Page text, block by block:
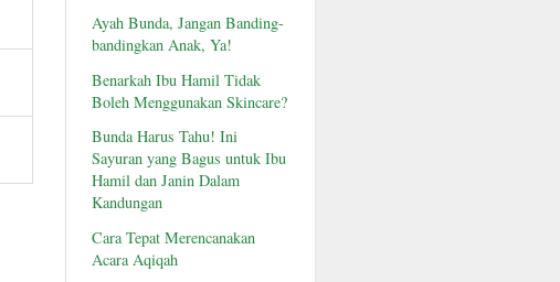
Ayah Bunda, Jangan Banding-
bandingkan Anak, Ya!
Benarkah Ibu Hamil Tidak
Boleh Menggunakan Skincare?
Bunda Harus Tahu! Ini
Sayuran yang Bagus untuk Ibu
Hamil dan Janin Dalam
Kandungan
Cara Tepat Merencanakan
Acara Aqiqah